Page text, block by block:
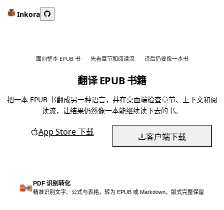
Inkora
面向整本 EPUB 书 先看章节和阅读流 译后仍要像一本书
翻译 EPUB 书籍
把一本 EPUB 书翻成另一种语言，并在桌面端检查章节、上下文和阅
读流，让结果仍然像一本能继续读下去的书。
App Store 下载 客户端下载
PDF 识别转化
精准识别文字、公式与表格，转为 EPUB 或 Markdown，版式完整保留